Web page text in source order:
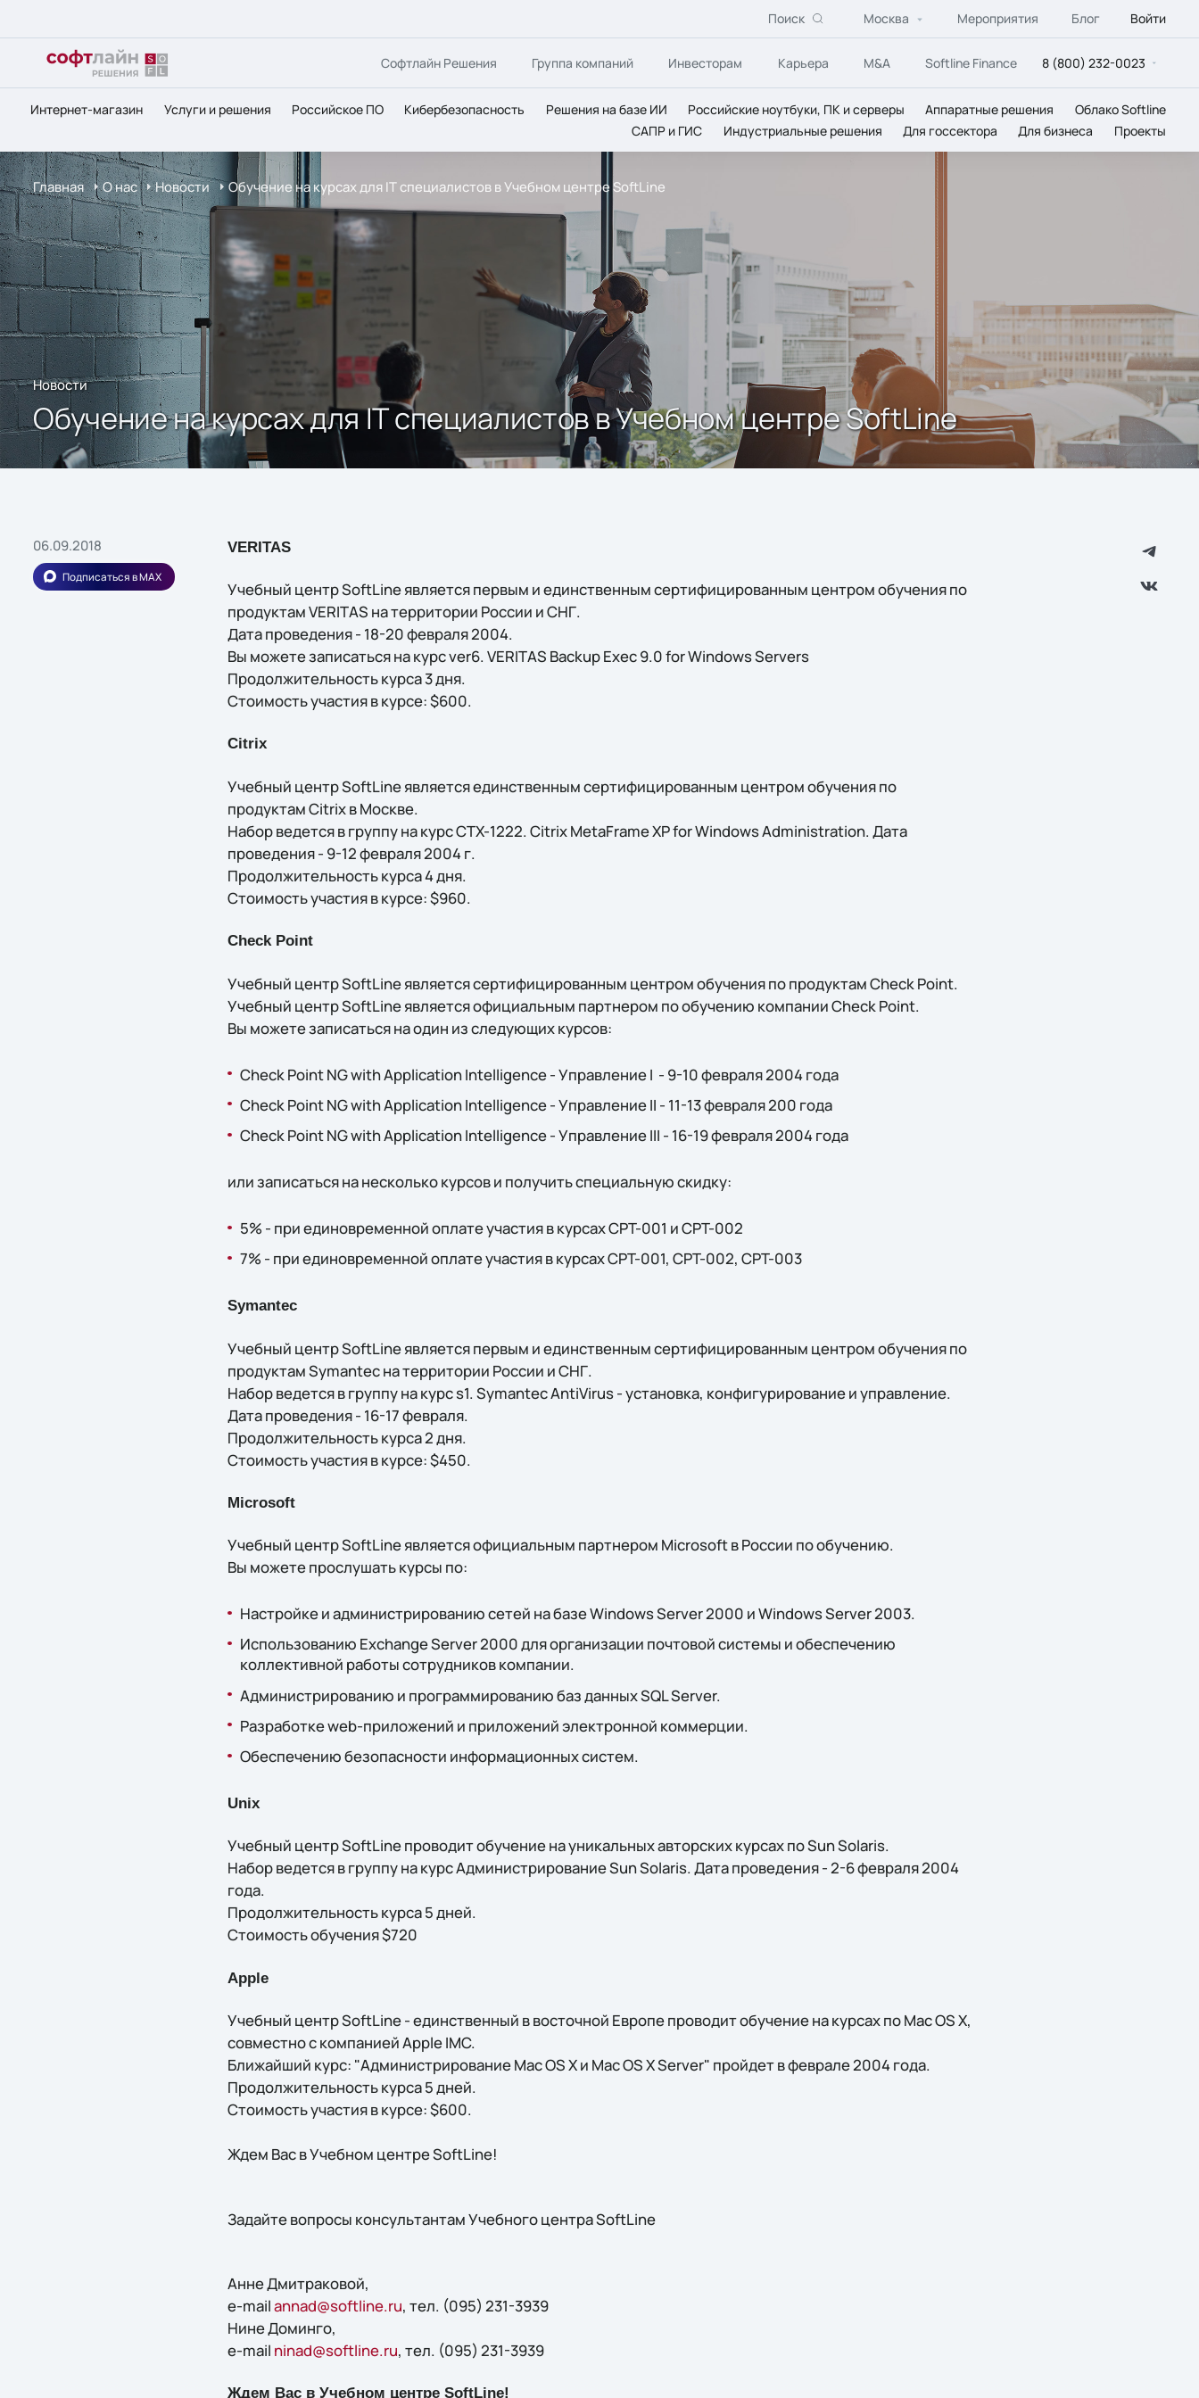
Поиск Москва Мероприятия Блог Войти
Софтлайн Решения Группа компаний Инвесторам Карьера M&A Softline Finance 8 (800) 232-0023
Интернет-магазин Услуги и решения Российское ПО Кибербезопасность Решения на базе ИИ Российские ноутбуки, ПК и серверы Аппаратные решения
Облако Softline
САПР и ГИС
Индустриальные решения Для госсектора Для бизнеса Проекты
Главная О нас Новости Обучение на курсах для IT специалистов в Учебном центре SoftLine
Новости
Обучение на курсах для IT специалистов в Учебном центре SoftLine
06.09.2018
Подписаться в MAX
VERITAS
Учебный центр SoftLine является первым и единственным сертифицированным центром обучения по
продуктам VERITAS на территории России и СНГ.
Дата проведения - 18-20 февраля 2004.
Вы можете записаться на курс ver6. VERITAS Backup Exec 9.0 for Windows Servers
Продолжительность курса 3 дня.
Стоимость участия в курсе: $600.
Citrix
Учебный центр SoftLine является единственным сертифицированным центром обучения по
продуктам Citrix в Москве.
Набор ведется в группу на курс СTX-1222. Citrix MetaFrame XP for Windows Administration. Дата
проведения - 9-12 февраля 2004 г.
Продолжительность курса 4 дня.
Стоимость участия в курсе: $960.
Check Point
Учебный центр SoftLine является сертифицированным центром обучения по продуктам Check Point.
Учебный центр SoftLine является официальным партнером по обучению компании Check Point.
Вы можете записаться на один из следующих курсов:
Check Point NG with Application Intelligence - Управление I - 9-10 февраля 2004 года
Check Point NG with Application Intelligence - Управление II - 11-13 февраля 200 года
Check Point NG with Application Intelligence - Управление III - 16-19 февраля 2004 года
или записаться на несколько курсов и получить специальную скидку:
5% - при единовременной оплате участия в курсах CPT-001 и CPT-002
7% - при единовременной оплате участия в курсах CPT-001, CPT-002, CPT-003
Symantec
Учебный центр SoftLine является первым и единственным сертифицированным центром обучения по
продуктам Symantec на территории России и СНГ.
Набор ведется в группу на курс s1. Symantec AntiVirus - установка, конфигурирование и управление.
Дата проведения - 16-17 февраля.
Продолжительность курса 2 дня.
Стоимость участия в курсе: $450.
Microsoft
Учебный центр SoftLine является официальным партнером Microsoft в России по обучению.
Вы можете прослушать курсы по:
Настройке и администрированию сетей на базе Windows Server 2000 и Windows Server 2003.
Использованию Exchange Server 2000 для организации почтовой системы и обеспечению
коллективной работы сотрудников компании.
Администрированию и программированию баз данных SQL Server.
Разработке web-приложений и приложений электронной коммерции.
Обеспечению безопасности информационных систем.
Unix
Учебный центр SoftLine проводит обучение на уникальных авторских курсах по Sun Solaris.
Набор ведется в группу на курс Администрирование Sun Solaris. Дата проведения - 2-6 февраля 2004
года.
Продолжительность курса 5 дней.
Стоимость обучения $720
Apple
Учебный центр SoftLine - единственный в восточной Европе проводит обучение на курсах по Mac OS X,
совместно с компанией Apple IMC.
Ближайший курс: "Администрирование Mac OS X и Mac OS X Server" пройдет в феврале 2004 года.
Продолжительность курса 5 дней.
Стоимость участия в курсе: $600.
Ждем Вас в Учебном центре SoftLine!
Задайте вопросы консультантам Учебного центра SoftLine
Анне Дмитраковой,
e-mailannad@softline.ru, тел. (095) 231-3939
Нине Доминго,
e-mail ninad@softline.ru, тел. (095) 231-3939
Ждем Вас в Учебном центре SoftLine!